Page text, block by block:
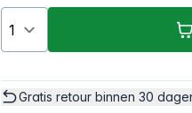
Gratis retour binnen 30